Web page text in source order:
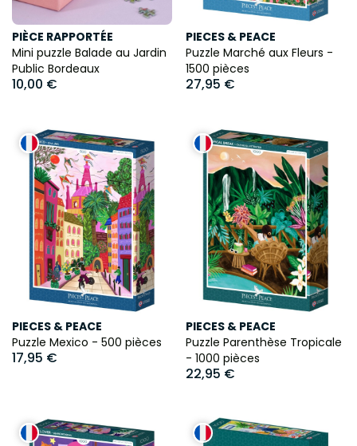
PIÈCE RAPPORTÉE
Mini puzzle Balade au Jardin
Public Bordeaux
10,00 €
PIECES & PEACE
Puzzle Marché aux Fleurs -
1500 pièces
27,95 €
PIECES & PEACE
Puzzle Mexico - 500 pièces
17,95 €
PIECES & PEACE
Puzzle Parenthèse Tropicale
- 1000 pièces
22,95 €